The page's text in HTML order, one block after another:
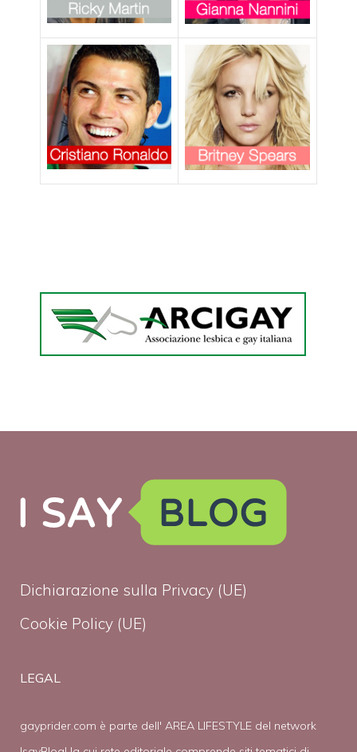
Dichiarazione sulla Privacy (UE)
Cookie Policy (UE)
LEGAL
gayprider.com è parte dell' AREA LIFESTYLE del network